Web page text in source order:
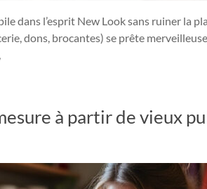
dans l’esprit New Look sans ruiner la
dons, brocantes) se prête
à partir de vieux